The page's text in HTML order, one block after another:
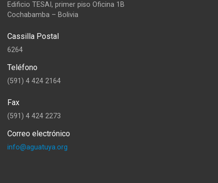
Edificio TESAI, primer piso Oficina 1B
Cochabamba – Bolivia
Cassilla Postal
6264
Teléfono
(591) 4 424 2164
Fax
(591) 4 424 2273
Correo electrónico
info@aguatuya.org